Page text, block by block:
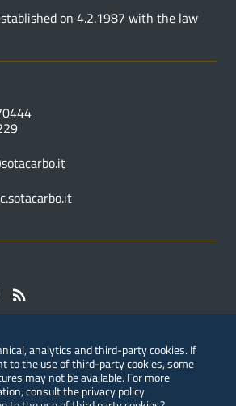
on 4.2.1987 with the law
analytics and third-party cookies. If
to the use of third-party cookies, some
may not be available. For more
consult theprivacy policy.